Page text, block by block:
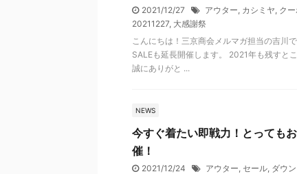
2021/12/27 アウター, カシミヤ, ク
20211227, 大感謝祭
こんにちは！三京商会メルマガ担当の吉川
SALEも延長開催します。 2021年も残すと
誠にありがと ...
NEWS
今すぐ着たい即戦力！とっても
催！
2021/12/24 アウター, セール, ダウ